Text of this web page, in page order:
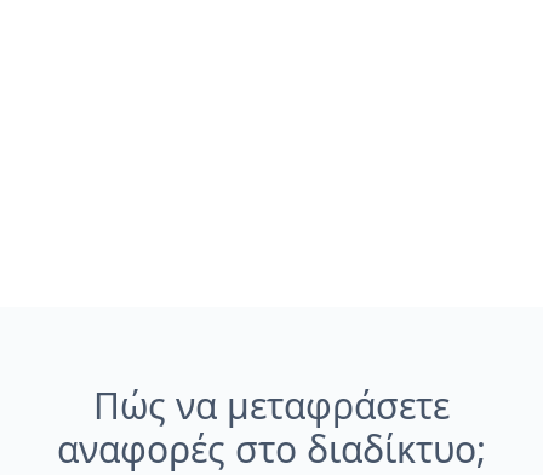
Πώς να μεταφράσετε
αναφορές στο διαδίκτυο;